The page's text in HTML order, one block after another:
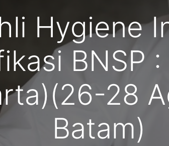
Hygiene
BNSP
28
Batam)